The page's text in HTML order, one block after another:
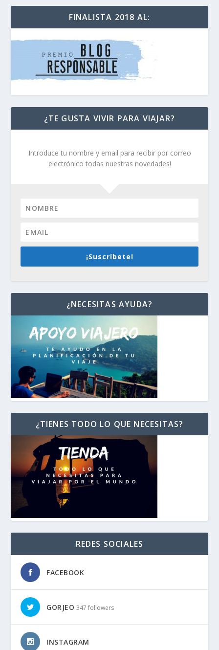
FINALISTA 2018 AL:
¿TE GUSTA VIVIR PARA VIAJAR?
Introduce tu nombre y email para recibir por correo
electrónico todas nuestras novedades!
¡Suscríbete!
¿NECESITAS AYUDA?
¿TIENES TODO LO QUE NECESITAS?
REDES SOCIALES
FACEBOOK
GORJEO 347 followers
INSTAGRAM